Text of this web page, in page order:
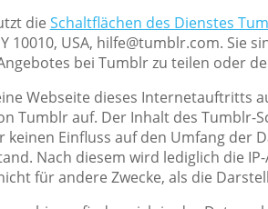
die Schaltflächen des Dienstes
10010, USA, hilfe@tumblr.com.
bei Tumblr zu teilen oder
Webseite dieses Internetauftritts
Tumblr auf. Der Inhalt des
keinen Einfluss auf den Umfang der
Nach diesem wird lediglich die
für andere Zwecke, als die